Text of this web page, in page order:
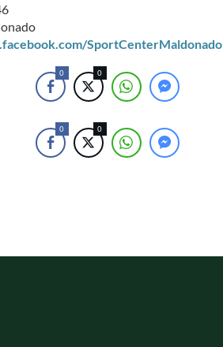
SportCenterMaldonado
0 0
0 0